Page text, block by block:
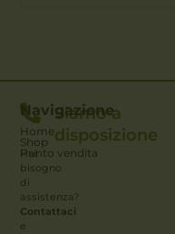
Siamo a
disposizione
Hai
bisogno
di
assistenza?
Contattaci
e
Navigazione
Home
Shop
Punto vendita